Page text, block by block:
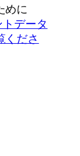
めに
データ
くださ